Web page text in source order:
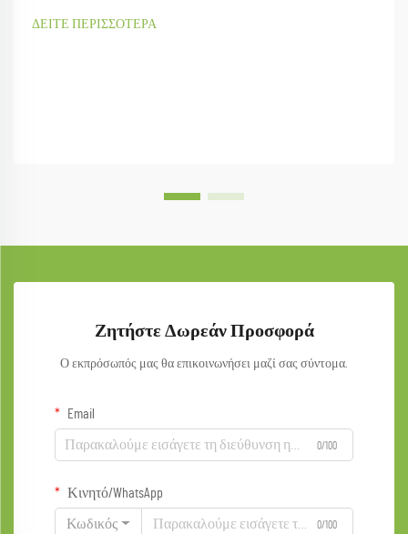
ΔΕΙΤΕ ΠΕΡΙΣΣΟΤΕΡΑ
Ζητήστε Δωρεάν Προσφορά
Ο εκπρόσωπός μας θα επικοινωνήσει μαζί σας σύντομα.
Email
0/100
Κινητό/WhatsApp
Κωδικός 0/100